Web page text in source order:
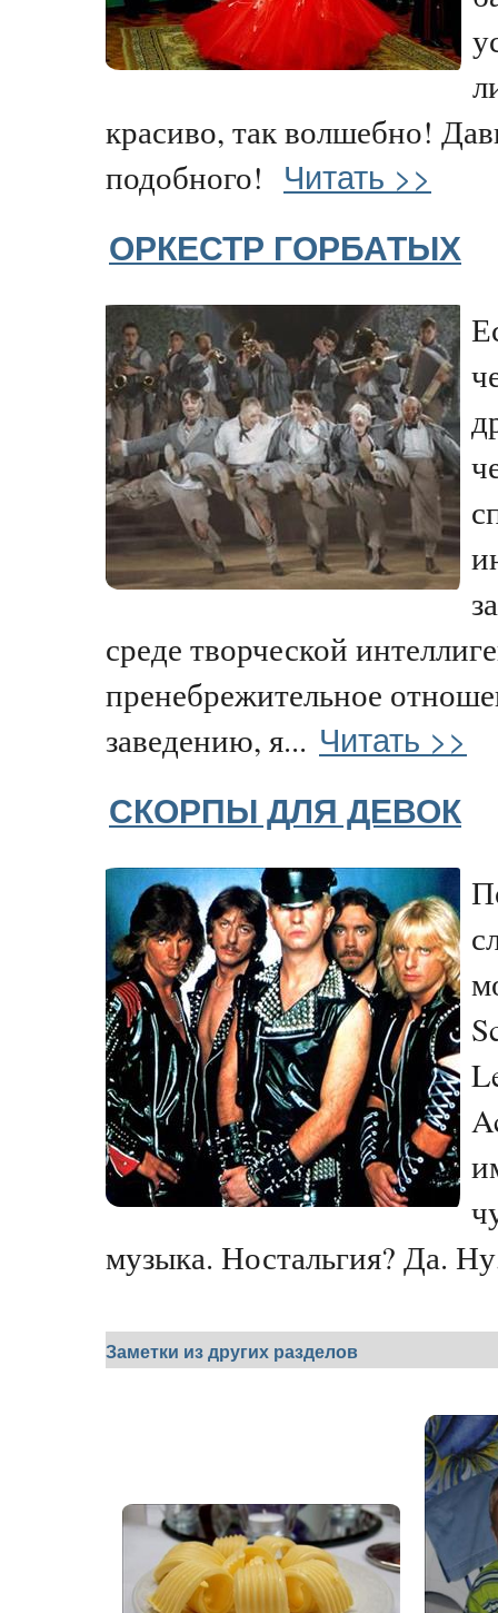
красиво, так волшебно!
подобного!
Читать >>
ОРКЕСТР ГОРБАТЫХ
среде творческой
пренебрежительное
заведению, я... Читать >>
СКОРПЫ ДЛЯ ДЕВОК
музыка. Ностальгия? Да.
Заметки из других разделов